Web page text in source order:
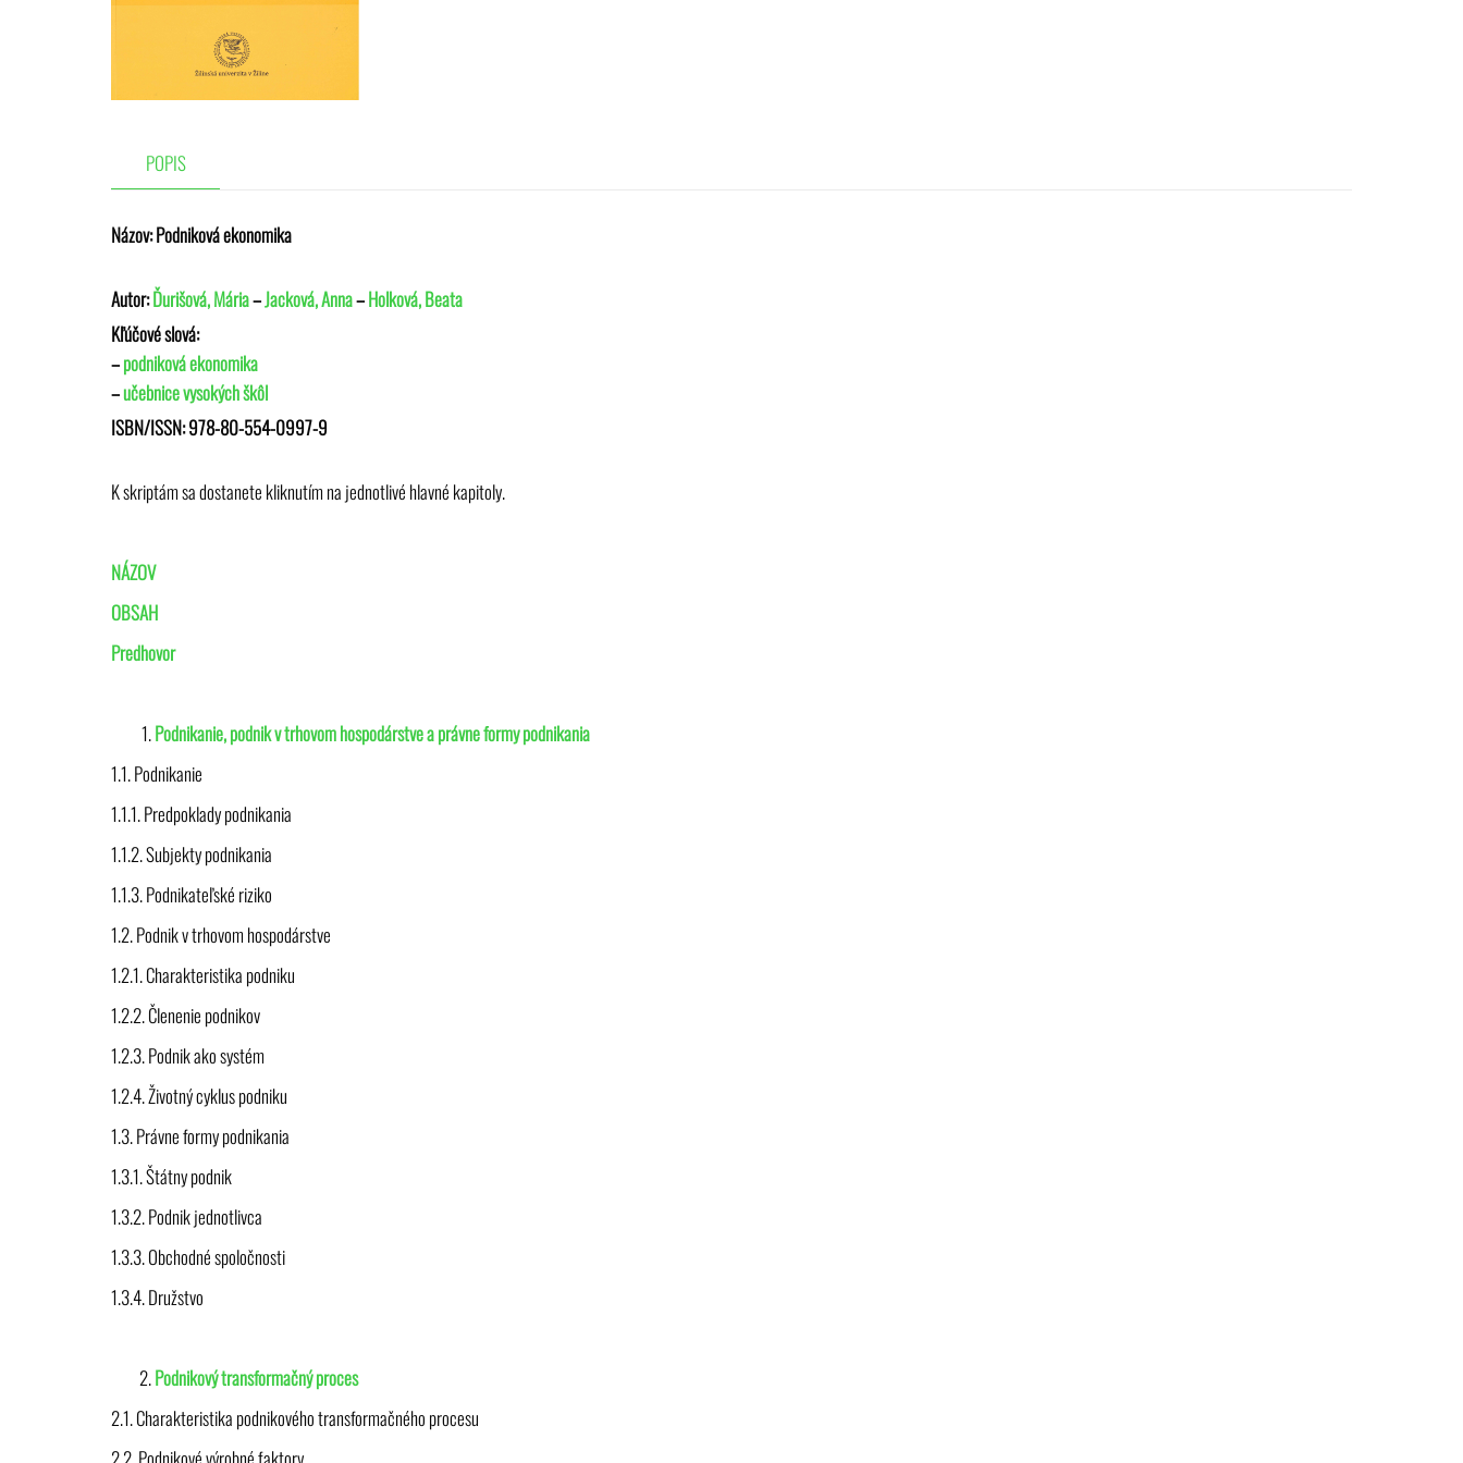
POPIS
Názov:Podniková ekonomika
Autor:Ďurišová, Mária–Jacková, Anna–Holková, Beata
Kľúčové slová:
–podniková ekonomika
–učebnice vysokých škôl
ISBN/ISSN:978-80-554-0997-9
K skriptám sa dostanete kliknutím na jednotlivé hlavné kapitoly.
NÁZOV
OBSAH
Predhovor
Podnikanie, podnik v trhovom hospodárstve a právne formypodnikania
1.1. Podnikanie
1.1.1. Predpoklady podnikania
1.1.2. Subjekty podnikania
1.1.3. Podnikateľské riziko
1.2. Podnik v trhovom hospodárstve
1.2.1. Charakteristika podniku
1.2.2. Členenie podnikov
1.2.3. Podnik ako systém
1.2.4. Životný cyklus podniku
1.3. Právne formy podnikania
1.3.1. Štátny podnik
1.3.2. Podnik jednotlivca
1.3.3. Obchodné spoločnosti
1.3.4. Družstvo
Podnikový transformačný proces
2.1. Charakteristika podnikového transformačného procesu